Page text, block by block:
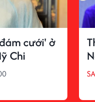
cưới' ở
Chi